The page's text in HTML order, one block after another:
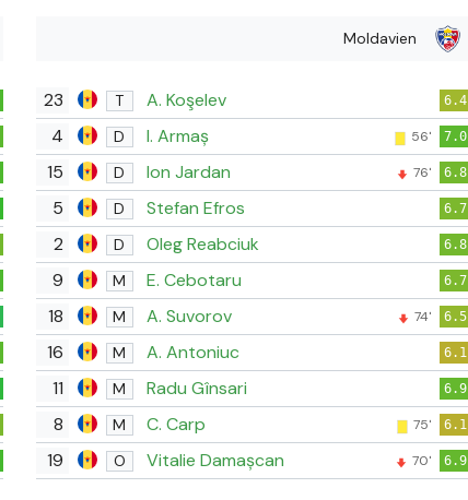
Moldavien
23 T A. Koşelev 6.4
4 D I. Armaș 56' 7.0
15 D Ion Jardan 76' 6.8
5 D Stefan Efros 6.7
2 D Oleg Reabciuk 6.8
9 M E. Cebotaru 6.7
18 M A. Suvorov 74' 6.5
16 M A. Antoniuc 6.1
11 M Radu Gînsari 6.9
8 M C. Carp 75' 6.1
19 O Vitalie Damașcan 70' 6.9